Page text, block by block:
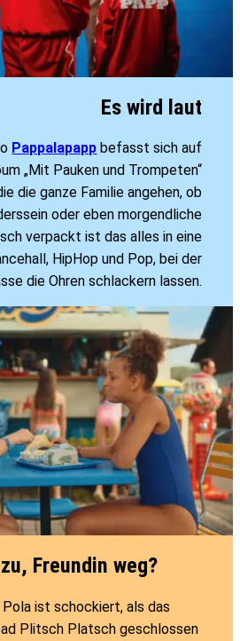
Es wird laut
Pappalapapp befasst sich auf
„Mit Pauken und Trompeten“
die ganze Familie angehen, ob
oder eben morgendliche
verpackt ist das alles in eine
HipHop und Pop, bei der
die Ohren schlackern lassen.
Freundin weg?
ist schockiert, als das
Plitsch Platsch geschlossen